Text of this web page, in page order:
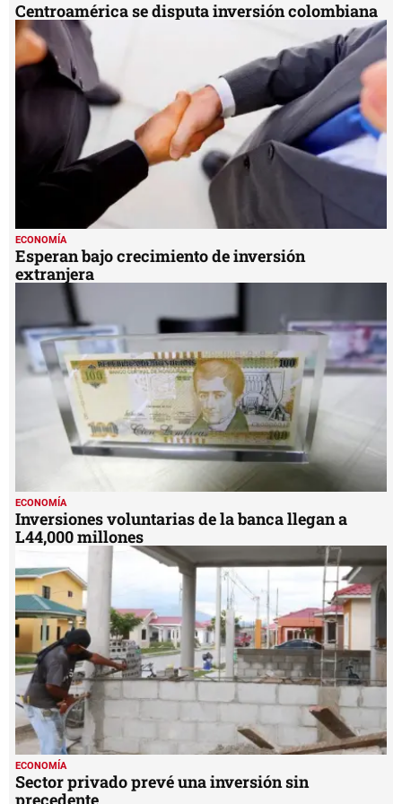
Centroamérica se disputa inversión colombiana
ECONOMÍA
Esperan bajo crecimiento de inversión
extranjera
ECONOMÍA
Inversiones voluntarias de la banca llegan a
L44,000 millones
ECONOMÍA
Sector privado prevé una inversión sin
precedente